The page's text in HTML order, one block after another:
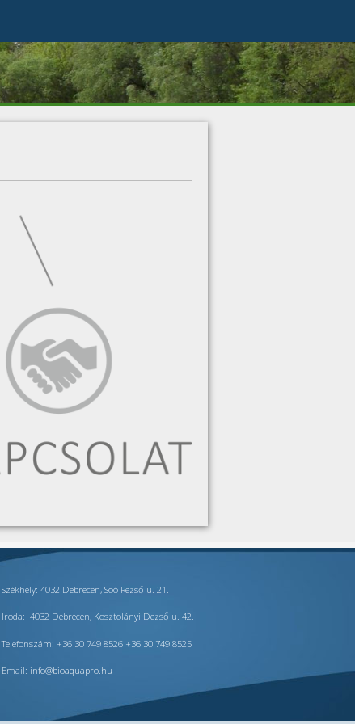
Székhely: 4032 Debrecen, Soó Rezső u. 21.
Iroda: 4032 Debrecen, Kosztolányi Dezső u. 42.
Telefonszám: +36 30 749 8526 +36 30 749 8525
Email: info@bioaquapro.hu